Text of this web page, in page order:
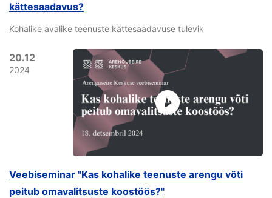
kättesaadavus?
Kohalike avalike teenuste kättesaadavuse tulevik
20.12
2024
Veebiseminar "Kas kohalike teenuste arengu võti
peitub omavalitsuste koostöös?"